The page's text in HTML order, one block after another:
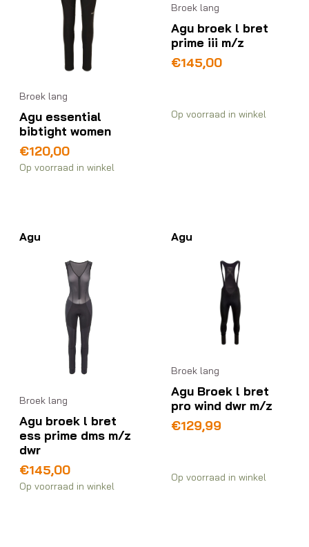
Broek lang
Agu essential
bibtight women
€120,00
Op voorraad in winkel
Broek lang
Agu broek l bret
prime iii m/z
€145,00
Op voorraad in winkel
Agu
Broek lang
Agu broek l bret
ess prime dms m/z
dwr
€145,00
Op voorraad in winkel
Agu
Broek lang
Agu Broek l bret
pro wind dwr m/z
€129,99
Op voorraad in winkel